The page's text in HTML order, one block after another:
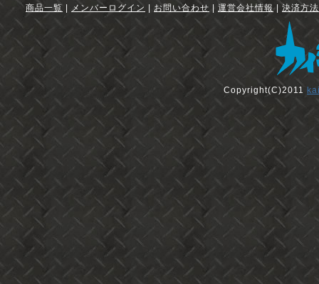
商品一覧 メンバーログイン お問い合わせ 運営会社情報| 決済方
Copyright(C)2011